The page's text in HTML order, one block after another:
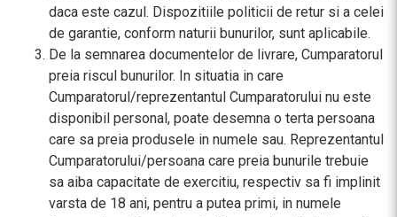
daca este cazul. Dispozitiile politicii de retur si a celei
de garantie, conform naturii bunurilor, sunt aplicabile.
De la semnarea documentelor de livrare, Cumparatorul
preia riscul bunurilor. In situatia in care
Cumparatorul/reprezentantul Cumparatorului nu este
disponibil personal, poate desemna o terta persoana
care sa preia produsele in numele sau. Reprezentantul
Cumparatorului/persoana care preia bunurile trebuie
sa aiba capacitate de exercitiu, respectiv sa fi implinit
varsta de 18 ani, pentru a putea primi, in numele